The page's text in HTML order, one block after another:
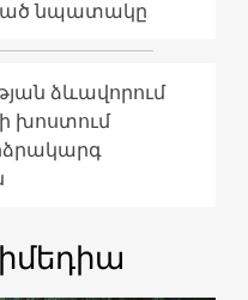
նպատակը
ձևավորում
խոստում